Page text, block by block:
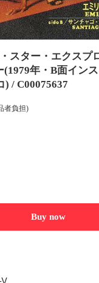
スター・エクスプ
年・B面インス
) / C00075637
者負担)
Buy now